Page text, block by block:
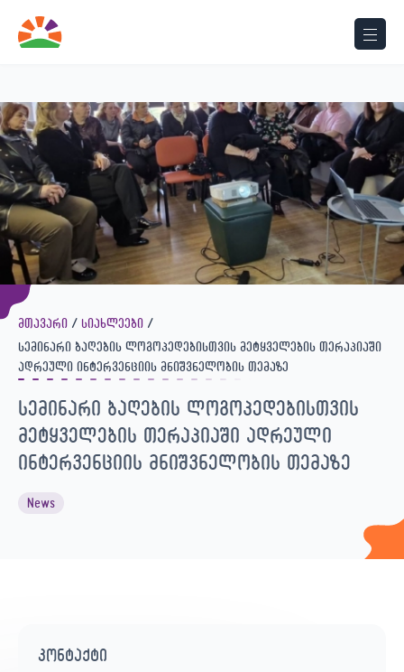
მთავარი
სიახლეები
სემინარი ბაღების ლოგოპედებისთვის მეტყველების თერაპიაში
ადრეული ინტერვენციის მნიშვნელობის თემაზე
სემინარი ბაღების ლოგოპედებისთვის
მეტყველების თერაპიაში ადრეული
ინტერვენციის მნიშვნელობის თემაზე
News
კონტაქტი